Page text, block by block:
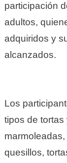
participación
adultos,
adquiridos y
alcanzados.
Los
tipos de tortas
quesillos,